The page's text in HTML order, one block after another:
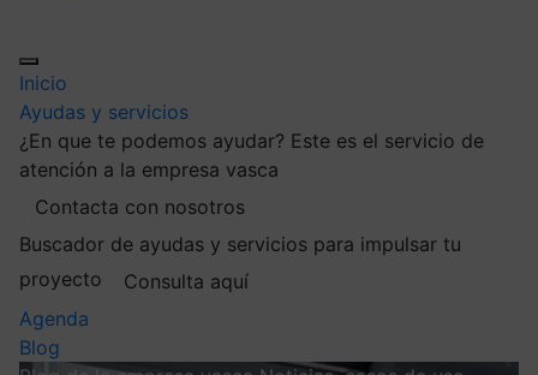
Inicio
Ayudas y servicios
¿En que te podemos ayudar? Este es el servicio de
atención a la empresa vasca
Contacta con nosotros
Buscador de ayudas y servicios para impulsar tu
proyecto
Consulta aquí
Agenda
Blog